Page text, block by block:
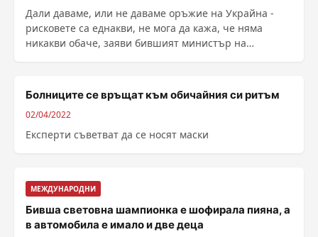
Дали даваме, или не даваме оръжие на Украйна -
рисковете са еднакви, не мога да кажа, че няма
никакви обаче, заяви бившият министър на
Болниците се връщат към обичайния си ритъм
02/04/2022
Експерти съветват да се носят маски
МЕЖДУНАРОДНИ
Бивша световна шампионка е шофирала пияна, а
в автомобила е имало и две деца